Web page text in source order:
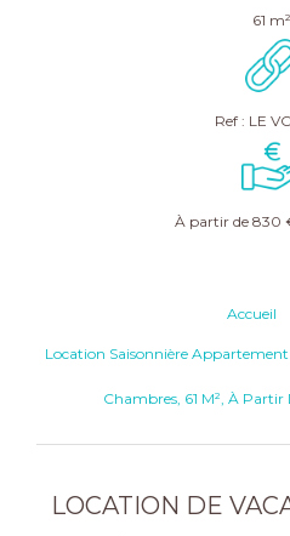
61 m²
Ref : LE
À partir de 830
Accueil
Location Saisonnière Appartement
Chambres, 61 M², À
LOCATION DE